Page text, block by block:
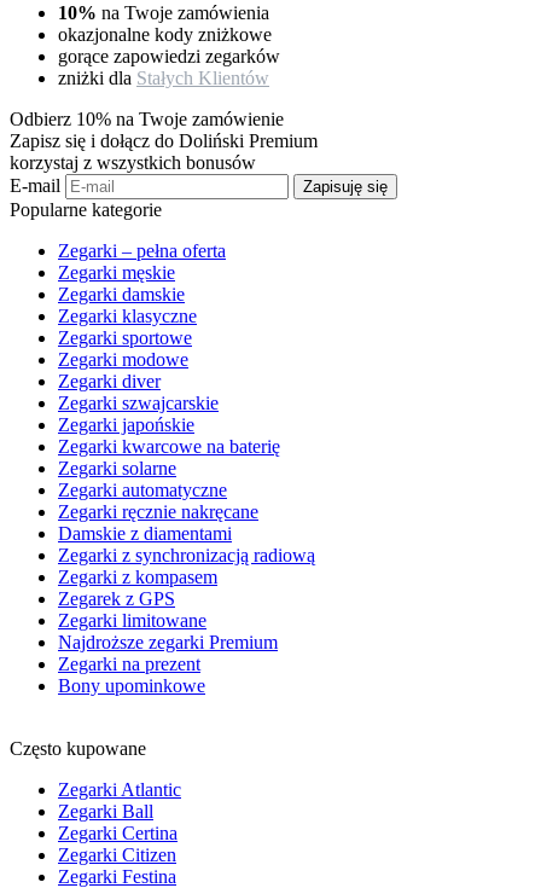
10% na Twoje zamówienia
okazjonalne kody zniżkowe
gorące zapowiedzi zegarków
zniżki dla Stałych Klientów
Odbierz 10% na Twoje zamówienie
Zapisz się i dołącz do Doliński Premium
korzystaj z wszystkich bonusów
E-mail
Zapisuję się
Popularne kategorie
Zegarki – pełna oferta
Zegarki męskie
Zegarki damskie
Zegarki klasyczne
Zegarki sportowe
Zegarki modowe
Zegarki diver
Zegarki szwajcarskie
Zegarki japońskie
Zegarki kwarcowe na baterię
Zegarki solarne
Zegarki automatyczne
Zegarki ręcznie nakręcane
Damskie z diamentami
Zegarki z synchronizacją radiową
Zegarki z kompasem
Zegarek z GPS
Zegarki limitowane
Najdroższe zegarki Premium
Zegarki na prezent
Bony upominkowe
Często kupowane
Zegarki Atlantic
Zegarki Ball
Zegarki Certina
Zegarki Citizen
Zegarki Festina